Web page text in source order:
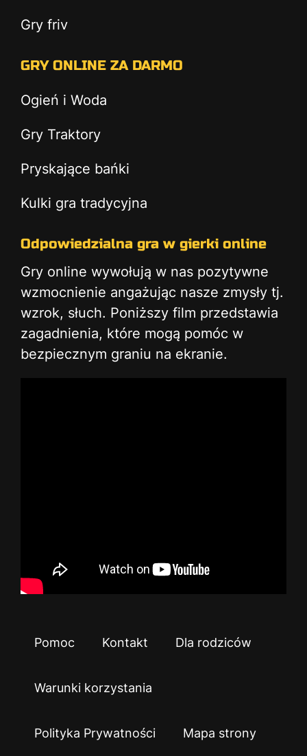
Gry friv
GRY ONLINE ZA DARMO
Ogień i Woda
Gry Traktory
Pryskające bańki
Kulki gra tradycyjna
Odpowiedzialna gra w gierki online
Gry online wywołują w nas pozytywne
wzmocnienie angażując nasze zmysły tj.
wzrok, słuch. Poniższy film przedstawia
zagadnienia, które mogą pomóc w
bezpiecznym graniu na ekranie.
Pomoc Kontakt Dla rodziców
Warunki korzystania
Polityka Prywatności Mapa strony